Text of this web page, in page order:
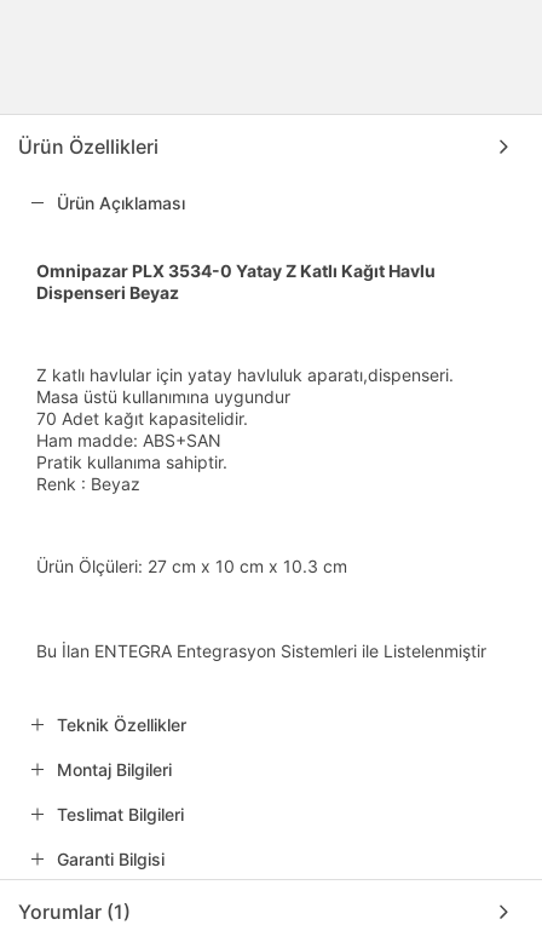
Ürün Özellikleri
Ürün Açıklaması
Omnipazar PLX 3534-0 Yatay Z Katlı Kağıt Havlu
Dispenseri Beyaz
Z katlı havlular için yatay havluluk aparatı,dispenseri.
Masa üstü kullanımına uygundur
70 Adet kağıt kapasitelidir.
Ham madde: ABS+SAN
Pratik kullanıma sahiptir.
Renk : Beyaz
Ürün Ölçüleri: 27 cm x 10 cm x 10.3 cm
Bu İlan ENTEGRA Entegrasyon Sistemleri ile Listelenmiştir
Teknik Özellikler
Montaj Bilgileri
Teslimat Bilgileri
Garanti Bilgisi
Yorumlar (1)